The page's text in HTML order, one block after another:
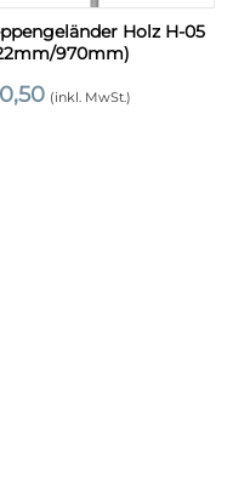
Holz H-05
970mm)
(inkl. MwSt.)